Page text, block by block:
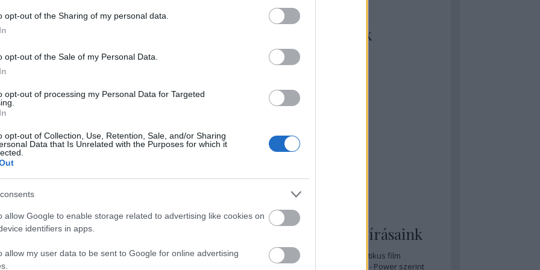
opt-out of the Sharing of my personal data.
opt-out of the Sale of my Personal Data.
opt-out of processing my Personal Data for Targeted
opt-out of Collection, Use, Retention, Sale, and/or Sharing
Data that Is Unrelated with the Purposes for which it
allow Google to enable storage related to advertising like cookies on
identifiers in apps.
allow my user data to be sent to Google for online advertising
hulladék feliratról. A brutális félrefordítások ("I
mellett egész egyszerűen értelmetlen és
a magyar szöveg, mintha a fordító nem is látta
3komment
Akiket szívesen
nézünk/olvasunk
Borosta szerint
DarkSide Joint
Filmbook
Filmtrailer
Mozi Mánia app
Nézze meg az ember!
Jus & Calzone
A legolvasottabb írásaink
A 20 legjobb posztapokaliptikus film
A 15 legjobb időutazós film - Power szerint